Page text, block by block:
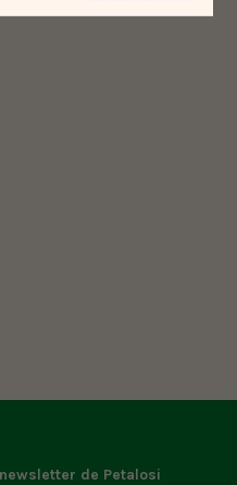
de Petalosi